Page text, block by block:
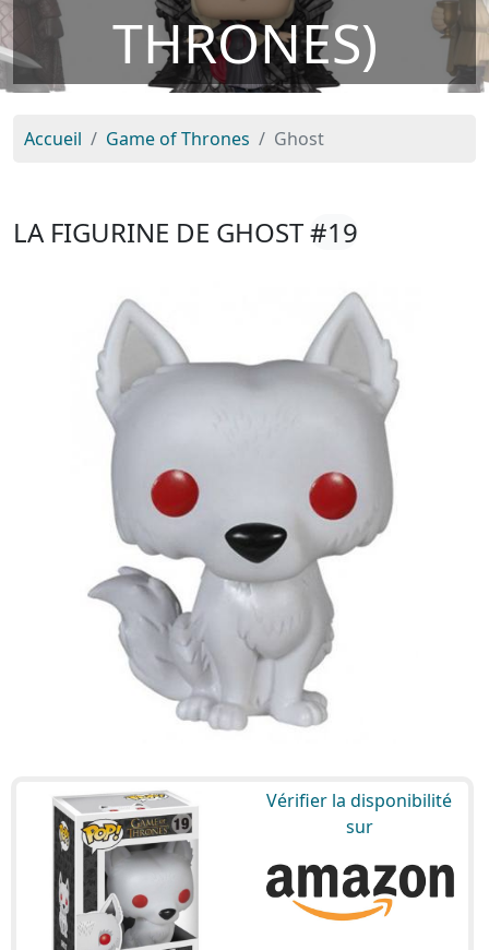
THRONES)
Accueil Game of Thrones Ghost
LA FIGURINE DE GHOST#19
Vérifier la disponibilité
sur